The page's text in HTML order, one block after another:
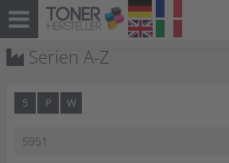
Serien A-Z
5 P W
5951